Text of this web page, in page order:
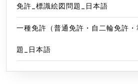
図
問
題
日
本
免許_標識絵図問題_日本語
一種免許（普通免許・自二輪免許
題_日本語